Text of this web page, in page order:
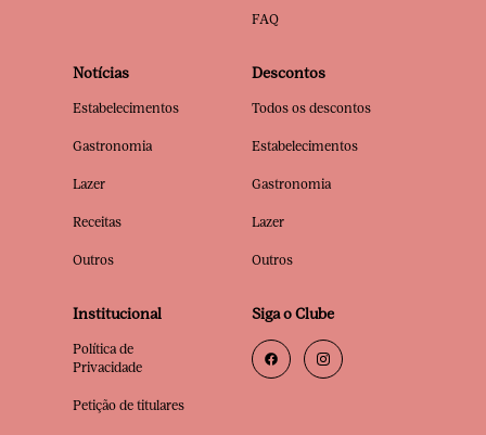
FAQ
Notícias
Estabelecimentos
Gastronomia
Lazer
Receitas
Outros
Descontos
Todos os descontos
Estabelecimentos
Gastronomia
Lazer
Outros
Institucional
Política de
Privacidade
Petição de titulares
Siga o Clube